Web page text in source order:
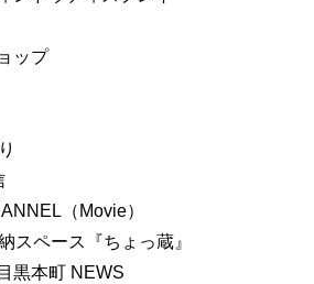
ップ
（Movie）
スペース『ちょっ蔵』
黒本町 NEWS